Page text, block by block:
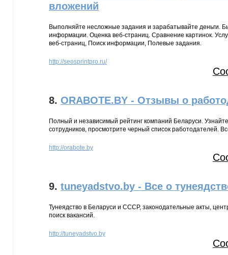
вложений
Выполняйте несложные задания и зарабатывайте деньги.
информации. Оценка веб-страниц. Сравнение картинок.
веб-страниц, Поиск информации, Полевые задания.
http://seosprintpro.ru/
8. ORABОTE.BY - Отзывы о
Полный и независимый рейтинг компаний Беларуси.
сотрудников, просмотрите черный список работодателей.
http://orabote.by
9. tuneyadstvo.by - Все о
Тунеядство в Беларуси и СССР, законодательные акты,
поиск вакансий.
http://tuneyadstvo.by